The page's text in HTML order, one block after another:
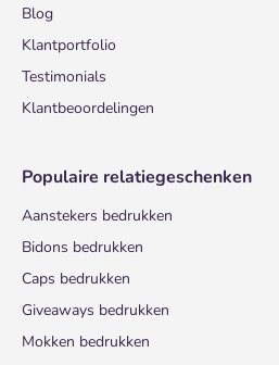
Blog
Klantportfolio
Testimonials
Klantbeoordelingen
Populaire relatiegeschenken
Aanstekers bedrukken
Bidons bedrukken
Caps bedrukken
Giveaways bedrukken
Mokken bedrukken